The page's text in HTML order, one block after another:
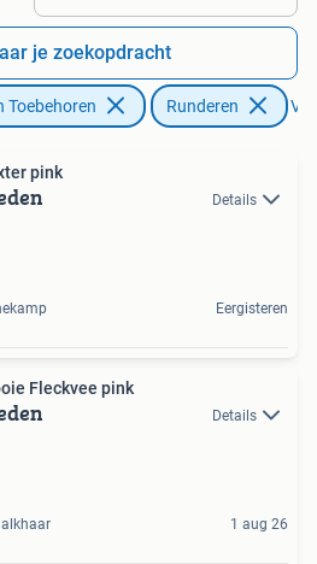
je zoekopdracht
Toebehoren Runderen
pink
Details
Eergisteren
Fleckvee pink
Details
1 aug 26